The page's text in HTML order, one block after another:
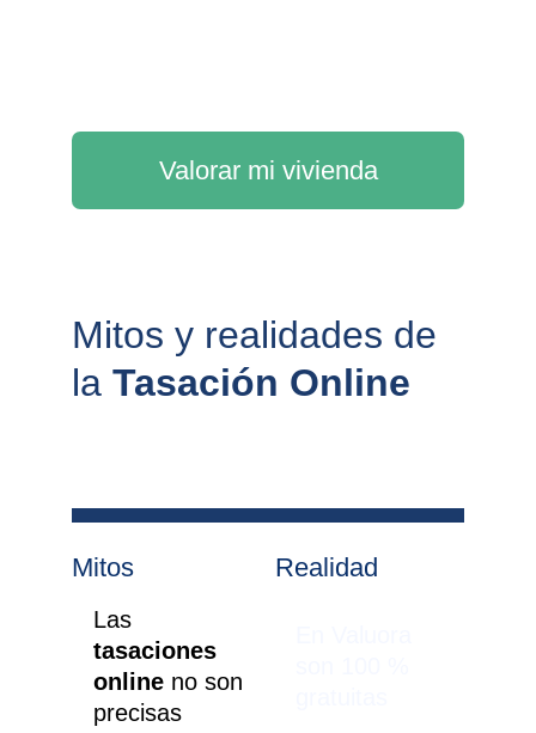
Valorar mi vivienda
Mitos y realidades de
la Tasación Online
Mitos Realidad
Las
tasaciones
online no son
precisas